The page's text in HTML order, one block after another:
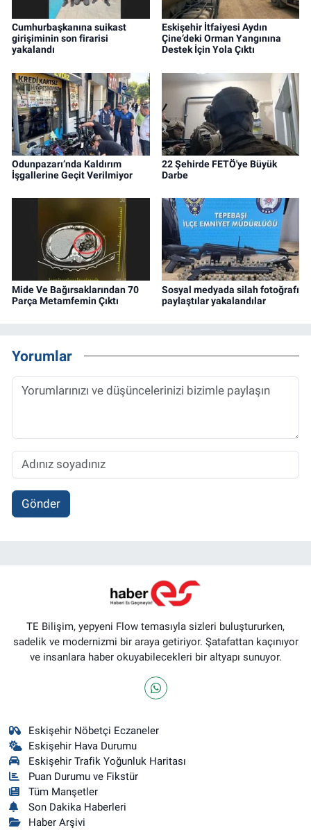
Cumhurbaşkanına suikast
girişiminin son firarisi
yakalandı
Eskişehir İtfaiyesi Aydın
Çine’deki Orman Yangınına
Destek İçin Yola Çıktı
Odunpazarı’nda Kaldırım
İşgallerine Geçit Verilmiyor
22 Şehirde FETÖ'ye Büyük
Darbe
Mide Ve Bağırsaklarından 70
Parça Metamfemin Çıktı
Sosyal medyada silah fotoğrafı
paylaştılar yakalandılar
Yorumlar
Gönder
TE Bilişim, yepyeni Flow temasıyla sizleri buluştururken,
sadelik ve modernizmi bir araya getiriyor. Şatafattan kaçınıyor
ve insanlara haber okuyabilecekleri bir altyapı sunuyor.
Eskişehir Nöbetçi Eczaneler
Eskişehir Hava Durumu
Eskişehir Trafik Yoğunluk Haritası
Puan Durumu ve Fikstür
Tüm Manşetler
Son Dakika Haberleri
Haber Arşivi